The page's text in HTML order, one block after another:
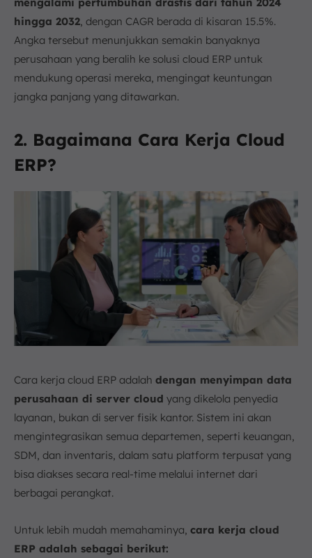
hingga 2032, dengan CAGR berada di kisaran 15.5%.
Angka tersebut menunjukkan semakin banyaknya
perusahaan yang beralih ke solusi cloud ERP untuk
mendukung operasi mereka, mengingat keuntungan
jangka panjang yang ditawarkan.
2. Bagaimana Cara Kerja Cloud
ERP?
Cara kerja cloud ERP adalah dengan menyimpan data
perusahaan di server cloud yang dikelola penyedia
layanan, bukan di server fisik kantor. Sistem ini akan
mengintegrasikan semua departemen, seperti keuangan,
SDM, dan inventaris, dalam satu platform terpusat yang
bisa diakses secara real-time melalui internet dari
berbagai perangkat.
Untuk lebih mudah memahaminya, cara kerja cloud
ERP adalah sebagai berikut: